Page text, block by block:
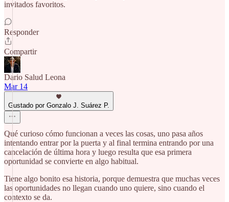
invitados favoritos.
Responder
Compartir
Dario Salud Leona
Mar 14
Gustado por Gonzalo J. Suárez P.
Qué curioso cómo funcionan a veces las cosas, uno pasa años
intentando entrar por la puerta y al final termina entrando por una
cancelación de última hora y luego resulta que esa primera
oportunidad se convierte en algo habitual.
Tiene algo bonito esa historia, porque demuestra que muchas veces
las oportunidades no llegan cuando uno quiere, sino cuando el
contexto se da.